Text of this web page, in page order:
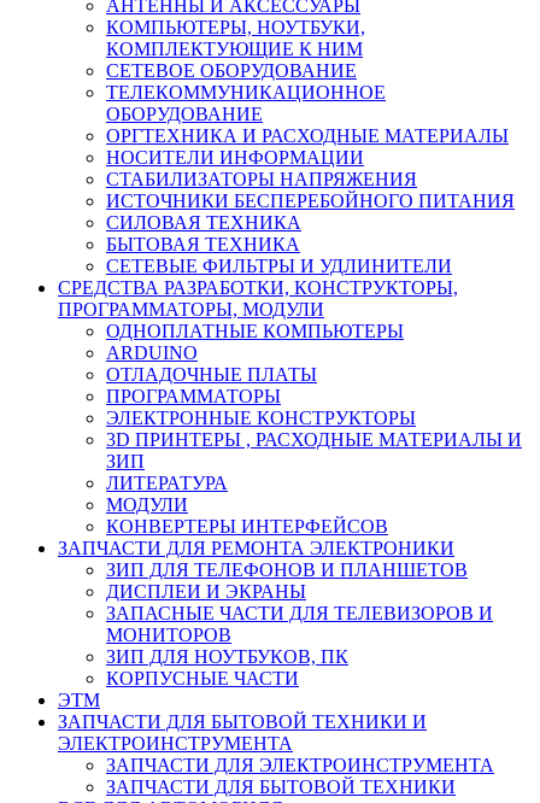
АНТЕННЫ И АКСЕССУАРЫ
КОМПЬЮТЕРЫ, НОУТБУКИ,
КОМПЛЕКТУЮЩИЕ К НИМ
СЕТЕВОЕ ОБОРУДОВАНИЕ
ТЕЛЕКОММУНИКАЦИОННОЕ
ОБОРУДОВАНИЕ
ОРГТЕХНИКА И РАСХОДНЫЕ МАТЕРИАЛЫ
НОСИТЕЛИ ИНФОРМАЦИИ
СТАБИЛИЗАТОРЫ НАПРЯЖЕНИЯ
ИСТОЧНИКИ БЕСПЕРЕБОЙНОГО ПИТАНИЯ
СИЛОВАЯ ТЕХНИКА
БЫТОВАЯ ТЕХНИКА
СЕТЕВЫЕ ФИЛЬТРЫ И УДЛИНИТЕЛИ
СРЕДСТВА РАЗРАБОТКИ, КОНСТРУКТОРЫ,
ПРОГРАММАТОРЫ, МОДУЛИ
ОДНОПЛАТНЫЕ КОМПЬЮТЕРЫ
ARDUINO
ОТЛАДОЧНЫЕ ПЛАТЫ
ПРОГРАММАТОРЫ
ЭЛЕКТРОННЫЕ КОНСТРУКТОРЫ
3D ПРИНТЕРЫ , РАСХОДНЫЕ МАТЕРИАЛЫ И
ЗИП
ЛИТЕРАТУРА
МОДУЛИ
КОНВЕРТЕРЫ ИНТЕРФЕЙСОВ
ЗАПЧАСТИ ДЛЯ РЕМОНТА ЭЛЕКТРОНИКИ
ЗИП ДЛЯ ТЕЛЕФОНОВ И ПЛАНШЕТОВ
ДИСПЛЕИ И ЭКРАНЫ
ЗАПАСНЫЕ ЧАСТИ ДЛЯ ТЕЛЕВИЗОРОВ И
МОНИТОРОВ
ЗИП ДЛЯ НОУТБУКОВ, ПК
КОРПУСНЫЕ ЧАСТИ
ЭТМ
ЗАПЧАСТИ ДЛЯ БЫТОВОЙ ТЕХНИКИ И
ЭЛЕКТРОИНСТРУМЕНТА
ЗАПЧАСТИ ДЛЯ ЭЛЕКТРОИНСТРУМЕНТА
ЗАПЧАСТИ ДЛЯ БЫТОВОЙ ТЕХНИКИ